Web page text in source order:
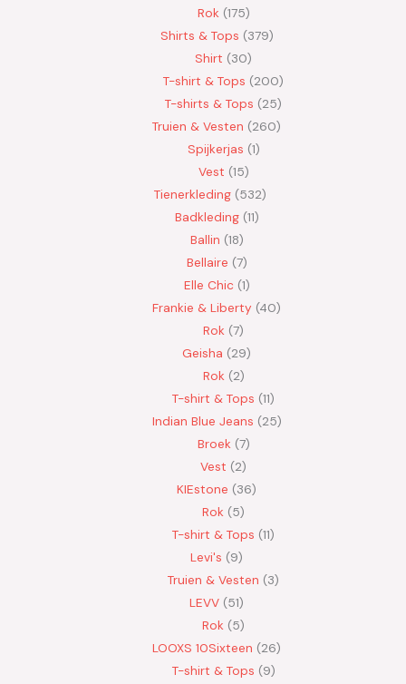
Rok 175
Shirts & Tops 379
Shirt
30
T-shirt & Tops
200
T-shirts & Tops
25
Truien & Vesten
260
Spijkerjas 1
Vest 15
Tienerkleding 532
Badkleding 11
Ballin 18
Bellaire 7
Elle Chic 1
Frankie & Liberty 40
Rok 7
Geisha
29
Rok 2
T-shirt & Tops 11
Indian Blue Jeans 25
Broek 7
Vest
2
KIEstone
36
Rok 5
T-shirt & Tops 11
Levi's
9
Truien & Vesten
3
LEVV 51
Rok 5
LOOXS 10Sixteen
26
T-shirt & Tops 9